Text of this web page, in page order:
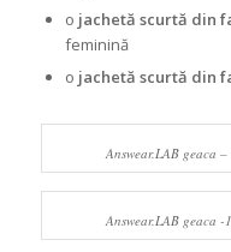
o jachetă scurtă din
feminină
o jachetă scurtă din
Answear.LAB geaca
Answear.LAB geaca -